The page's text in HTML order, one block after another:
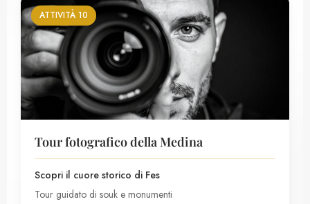
ATTIVITÀ 10
Tour fotografico della Medina
Scopri il cuore storico di Fes
Tour guidato di souk e monumenti